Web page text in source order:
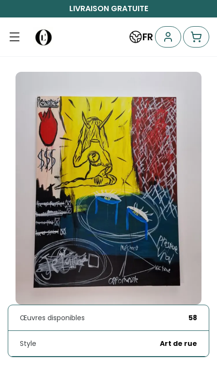
LIVRAISON GRATUITE
FR
Œuvres disponibles 58
Style Art de rue